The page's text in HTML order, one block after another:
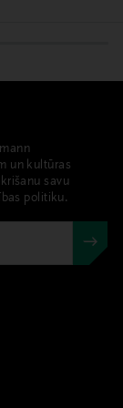
un kultūras
savu
politiku.